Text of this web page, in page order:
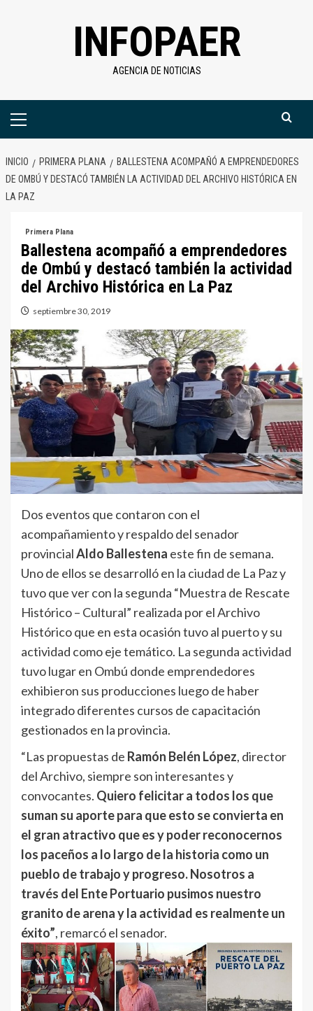
INFOPAER
AGENCIA DE NOTICIAS
Menú
INICIO PRIMERA PLANA
BALLESTENA ACOMPAÑÓ A EMPRENDEDORES
DE OMBÚ Y DESTACÓ TAMBIÉN LA ACTIVIDAD DEL ARCHIVO HISTÓRICA EN
LA PAZ
Primera Plana
Ballestena acompañó a emprendedores
de Ombú y destacó también la actividad
del Archivo Histórica en La Paz
septiembre 30, 2019
Dos eventos que contaron con el
acompañamiento y respaldo del senador
provincialAldo Ballestena este fin de semana.
Uno de ellos se desarrolló en la ciudad de La Paz y
tuvo que ver con la segunda “Muestra de Rescate
Histórico – Cultural” realizada por el Archivo
Histórico que en esta ocasión tuvo al puerto y su
actividad como eje temático. La segunda actividad
tuvo lugar en Ombú donde emprendedores
exhibieron sus producciones luego de haber
integrado diferentes cursos de capacitación
gestionados en la provincia.
“Las propuestas de Ramón Belén López, director
del Archivo, siempre son interesantes y
convocantes. Quiero felicitar a todos los que
suman su aporte para que esto se convierta en
el gran atractivo que es y poder reconocernos
los paceños a lo largo de la historia como un
pueblo de trabajo y progreso. Nosotros a
través del Ente Portuario pusimos nuestro
granito de arena y la actividad es realmente un
éxito”, remarcó el senador.